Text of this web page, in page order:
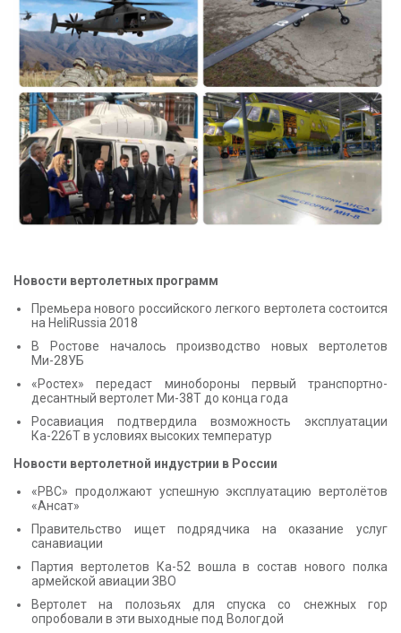
КОНТАКТЫ
Новости вертолетных программ
Премьера нового российского легкого вертолета состоится
на HeliRussia 2018
В Ростове началось производство новых вертолетов
Ми-28УБ
«Ростех» передаст минобороны первый транспортно-
десантный вертолет Ми-38Т до конца года
Росавиация подтвердила возможность эксплуатации
Ка-226Т в условиях высоких температур
Новости вертолетной индустрии в России
«РВС» продолжают успешную эксплуатацию вертолётов
«Ансат»
Правительство ищет подрядчика на оказание услуг
санавиации
Партия вертолетов Ка-52 вошла в состав нового полка
армейской авиации ЗВО
Вертолет на полозьях для спуска со снежных гор
опробовали в эти выходные под Вологдой